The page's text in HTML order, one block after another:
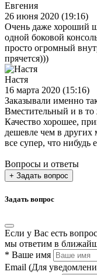
Евгения
26 июня 2020 (19:16)
Очень даже хороший
одной боковой
просто огромный
прячется)))
Настя
16 марта 2020 (15:16)
Заказывали именно
Вместительный и в то
Качество хорошее,
дешевле чем в других
все супер, что нибудь
Вопросы и ответы
+ Задать вопрос
Задать вопрос
Если у Вас есть
мы ответим в
* Ваше имя
Email (Для